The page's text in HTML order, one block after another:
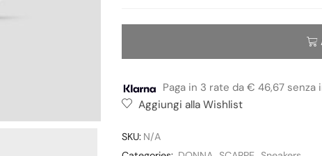
Paga in 3 rate da € 46,67
Aggiungi alla Wishlist
SKU: N/A